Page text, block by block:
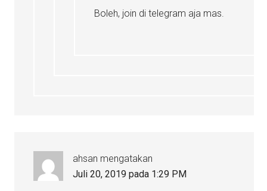
Boleh, join di telegram aja mas.
ahsan mengatakan
Juli 20, 2019 pada 1:29 PM